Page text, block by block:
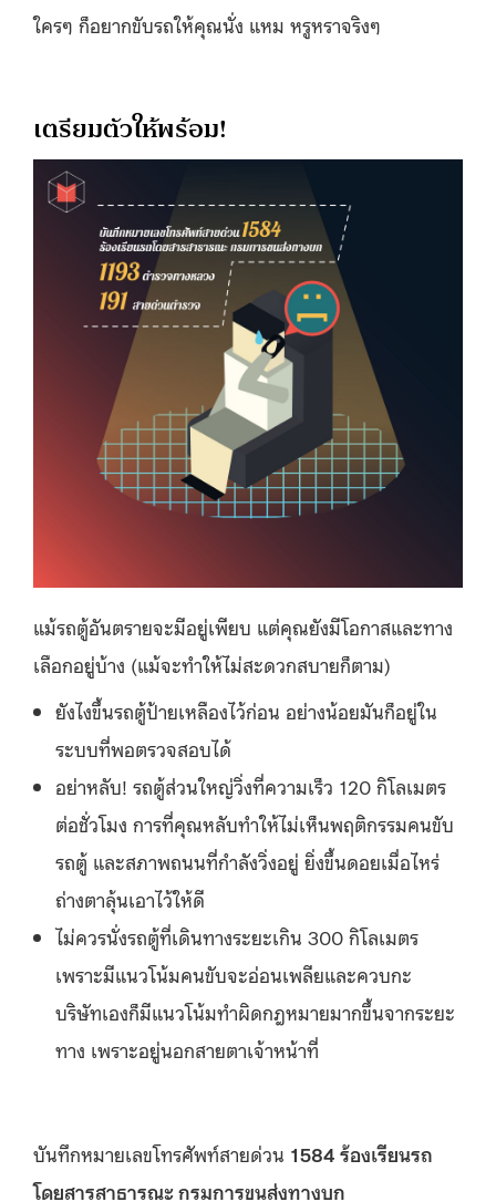
ใครๆ ก็อยากขับรถให้คุณนั่ง แหม หรูหราจริงๆ
เตรียมตัวให้พร้อม!
แม้รถตู้อันตรายจะมีอยู่เพียบ แต่คุณยังมีโอกาสและทาง
เลือกอยู่บ้าง (แม้จะทำให้ไม่สะดวกสบายก็ตาม)
ยังไงขึ้นรถตู้ป้ายเหลืองไว้ก่อน อย่างน้อยมันก็อยู่ใน
ระบบที่พอตรวจสอบได้
อย่าหลับ! รถตู้ส่วนใหญ่วิ่งที่ความเร็ว 120 กิโลเมตร
ต่อชั่วโมง การที่คุณหลับทำให้ไม่เห็นพฤติกรรมคนขับ
รถตู้ และสภาพถนนที่กำลังวิ่งอยู่ ยิ่งขึ้นดอยเมื่อไหร่
ถ่างตาลุ้นเอาไว้ให้ดี
ไม่ควรนั่งรถตู้ที่เดินทางระยะเกิน 300 กิโลเมตร
เพราะมีแนวโน้มคนขับจะอ่อนเพลียและควบกะ
บริษัทเองก็มีแนวโน้มทำผิดกฎหมายมากขึ้นจากระยะ
ทาง เพราะอยู่นอกสายตาเจ้าหน้าที่
บันทึกหมายเลขโทรศัพท์สายด่วน 1584 ร้องเรียนรถ
โดยสารสาธารณะ กรมการขนส่งทางบก